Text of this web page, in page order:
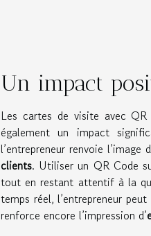
Un impact
Les cartes de visite avec
également un impact
l’entrepreneur renvoie l’image
clients. Utiliser un QR Code
tout en restant attentif à la
temps réel, l’entrepreneur
renforce encore l’impression d’